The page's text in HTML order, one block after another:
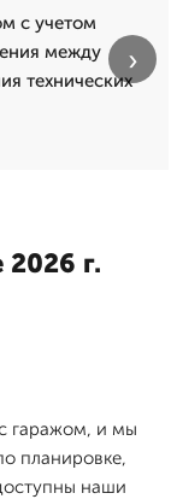
с учетом
между
технических
›
2026 г.
гаражом, и мы
планировке,
наши